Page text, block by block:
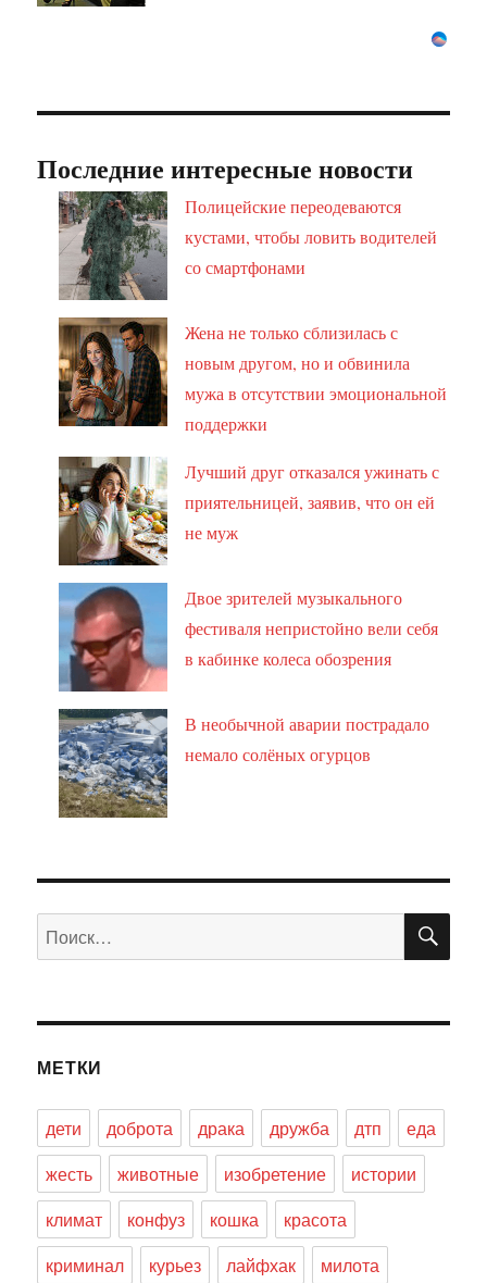
Последние интересные новости
Полицейские переодеваются
кустами, чтобы ловить водителей
со смартфонами
Жена не только сблизилась с
новым другом, но и обвинила
мужа в отсутствии эмоциональной
поддержки
Лучший друг отказался ужинать с
приятельницей, заявив, что он ей
не муж
Двое зрителей музыкального
фестиваля непристойно вели себя
в кабинке колеса обозрения
В необычной аварии пострадало
немало солёных огурцов
Искать:
МЕТКИ
дети доброта драка дружба дтп
еда
жесть
животные изобретение
истории
климат
конфуз кошка
красота
криминал
курьез лайфхак
милота